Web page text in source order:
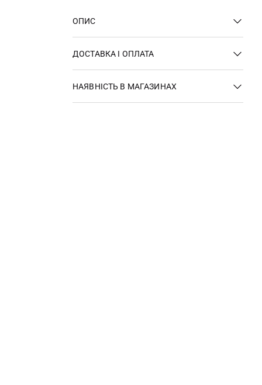
ОПИС
ДОСТАВКА І ОПЛАТА
НАЯВНІСТЬ В МАГАЗИНАХ